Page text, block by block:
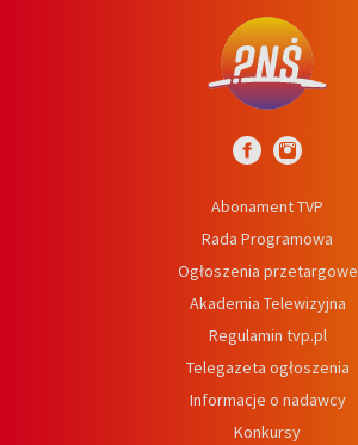
Abonament TVP
Rada Programowa
Ogłoszenia przetargowe
Akademia Telewizyjna
Regulamin tvp.pl
Telegazeta ogłoszenia
Informacje o nadawcy
Konkursy